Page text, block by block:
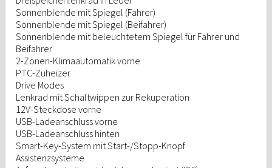
Sonnenblende mit Spiegel (Fahrer)
Sonnenblende mit Spiegel (Beifahrer)
Sonnenblende mit beleuchtetem Spiegel für Fahrer und
Beifahrer
2-Zonen-Klimaautomatik vorne
PTC-Zuheizer
Drive Modes
Lenkrad mit Schaltwippen zur Rekuperation
12V-Steckdose vorne
USB-Ladeanschluss vorne
USB-Ladeanschluss hinten
Smart-Key-System mit Start-/Stopp-Knopf
Assistenzsysteme